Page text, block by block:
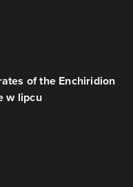
of the Enchiridion
w lipcu